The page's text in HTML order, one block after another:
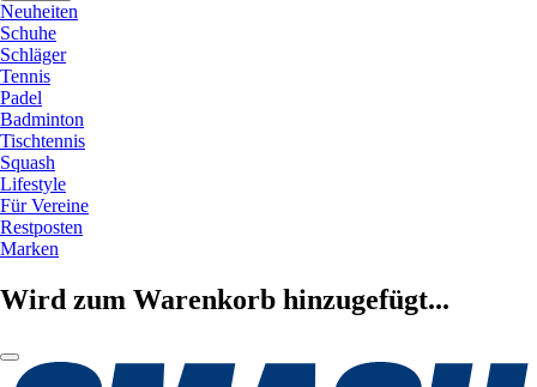
Neuheiten
Schuhe
Schläger
Tennis
Padel
Badminton
Tischtennis
Squash
Lifestyle
Für Vereine
Restposten
Marken
Wird zum Warenkorb hinzugefügt...